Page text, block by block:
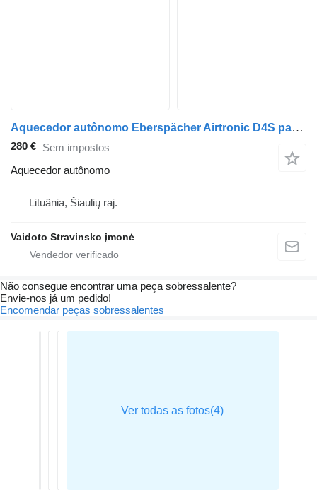
Aquecedor autônomo Eberspächer Airtronic D4S para camião tractor MAN TGX 18.440
280 € Sem impostos
Aquecedor autônomo
Lituânia, Šiaulių raj.
Vaidoto Stravinsko įmonė
Não consegue encontrar uma peça sobressalente?
Envie-nos já um pedido!
Encomendar peças sobressalentes